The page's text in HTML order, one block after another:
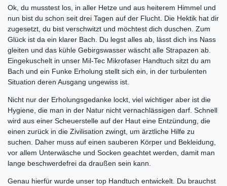
Ok, du musstest los, in aller Hetze und aus heiterem Himmel und
nun bist du schon seit drei Tagen auf der Flucht. Die Hektik hat dir
zugesetzt, du bist verschwitzt und möchtest dich duschen. Zum
Glück ist da ein klarer Bach. Du legst alles ab, lässt dich ins Nass
gleiten und das kühle Gebirgswasser wäscht alle Strapazen ab.
Eingekuschelt in unser Mil-Tec Mikrofaser Handtuch sitzt du am
Bach und ein Funke Erholung stellt sich ein, in der turbulenten
Situation deren Ausgang ungewiss ist.
Nicht nur der Erholungsgedanke lockt, viel wichtiger aber ist die
Hygiene, die man in der Natur nicht vernachlässigen darf. Schnell
wird aus einer Scheuerstelle auf der Haut eine Entzündung, die
einen zurück in die Zivilisation zwingt, um ärztliche Hilfe zu
suchen. Daher muss auf einen sauberen Körper und Bekleidung,
vor allem Unterwäsche und Socken geachtet werden, damit man
lange beschwerdefrei da draußen sein kann.
Genau hierfür wurde unser top Handtuch entwickelt. Du brauchst